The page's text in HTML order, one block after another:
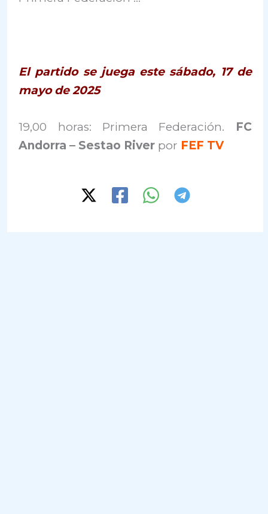
El partido se juega este sábado, 17 de
mayo de 2025
19,00 horas: Primera Federación. FC
Andorra – Sestao River por FEF TV